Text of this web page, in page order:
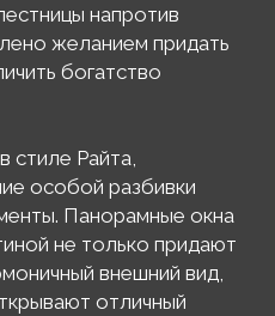
напротив
желанием придать
богатство
стиле Райта,
особой разбивки
Панорамные окна
не только придают
внешний вид,
отличный